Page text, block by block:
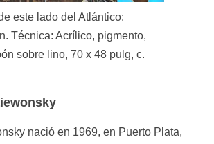
este lado del Atlántico:
Técnica: Acrílico, pigmento,
sobre lino, 70 x 48 pulg, c.
nació en 1969, en Puerto Plata,